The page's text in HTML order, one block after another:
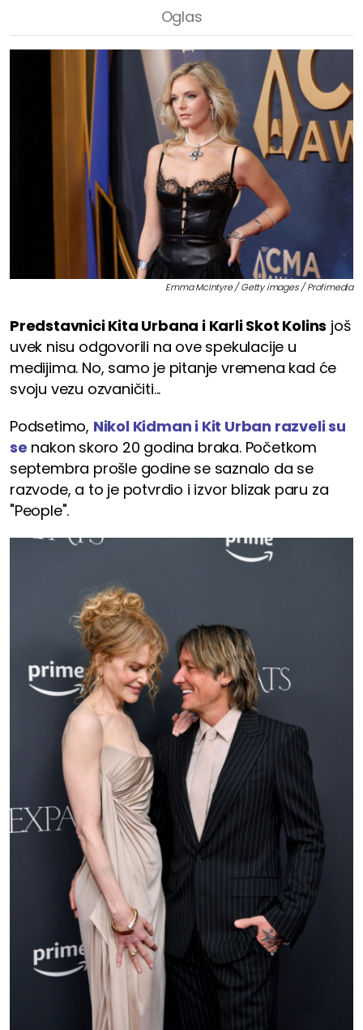
Emma McIntyre / Getty images / Profimedia
Predstavnici Kita Urbana i Karli Skot Kolins još
uvek nisu odgovorili na ove spekulacije u
medijima. No, samo je pitanje vremena kad će
svoju vezu ozvaničiti...
Podsetimo, Nikol Kidman i Kit Urban razveli su
se nakon skoro 20 godina braka. Početkom
septembra prošle godine se saznalo da se
razvode, a to je potvrdio i izvor blizak paru za
"People".